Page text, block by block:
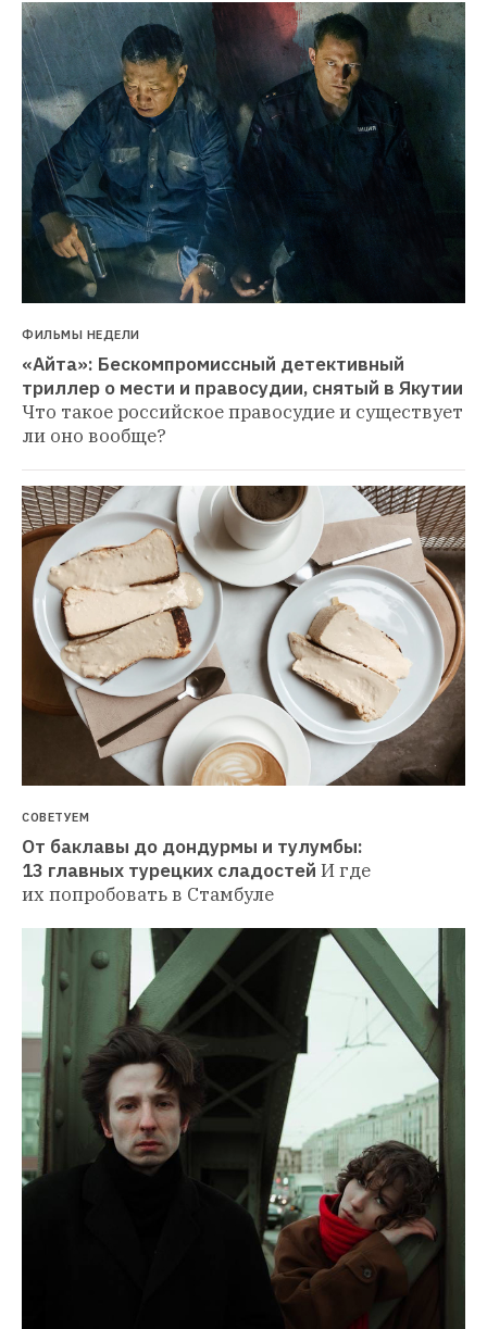
ФИЛЬМЫ НЕДЕЛИ
«Айта»: Бескомпромиссный детективный
триллер о мести и правосудии, снятый в Якутии
Что такое российское правосудие и существует
ли оно вообще?
СОВЕТУЕМ
От баклавы до дондурмы и тулумбы:
13 главных турецких сладостей И где
их попробовать в Стамбуле